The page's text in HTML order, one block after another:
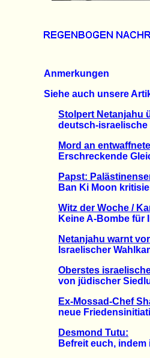
Anmerkungen
Siehe auch unsere
Stolpert Netanjahu
deutsch-israelische
Mord an
Erschreckende
Papst:
Ban Ki Moon
Witz der Woche /
Keine A-Bombe für
Netanjahu warnt
Israelischer
Oberstes
von jüdischer
Ex-Mossad-Chef
neue
Desmond Tutu:
Befreit euch, indem